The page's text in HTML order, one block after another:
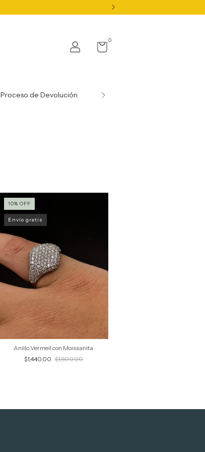
0
Proceso de Devolución Nuestras Gemas y Certificados
10% OFF
Envío gratis
Anillo Vermeil con Moissanita
$1,440.00 $1,600.00